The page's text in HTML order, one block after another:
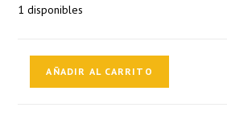
1 disponibles
AÑADIR AL CARRITO